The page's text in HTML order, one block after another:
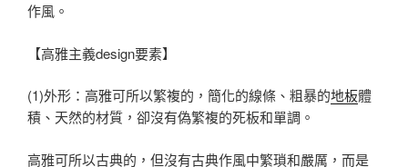
作風。
【高雅主義design要素】
(1)外形：高雅可所以繁複的，簡化的線條、粗暴的地板體
積、天然的材質，卻沒有偽繁複的死板和單調。
高雅可所以古典的，但沒有古典作風中繁瑣和嚴厲，而是